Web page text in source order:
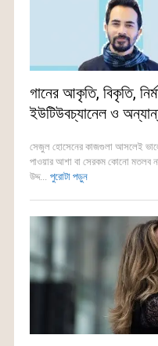
গানের আকৃতি, বিকৃতি,
ইউটিউবচ্যানেল ও
সেজুল হোসেনের কাজগুলা আসলেই
পাওয়ার আশা বা সেরকম কোনো মতলব
উদ্দ... পুরোটা পড়ুন